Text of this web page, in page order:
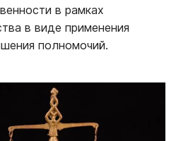
в рамках
в виде применения
полномочий.